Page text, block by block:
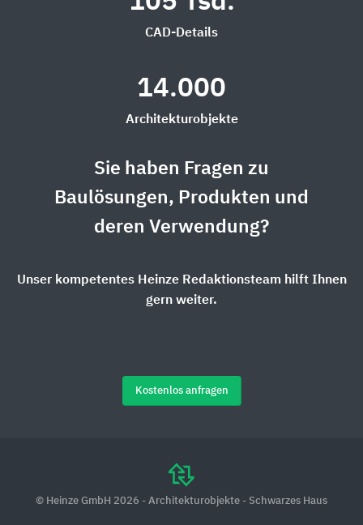
CAD-Details
14.000
Architekturobjekte
Sie haben Fragen zu
Baulösungen, Produkten und
deren Verwendung?
Unser kompetentes Heinze Redaktionsteam hilft Ihnen
gern weiter.
Kostenlos anfragen
© Heinze GmbH 2026 - Architekturobjekte - Schwarzes Haus